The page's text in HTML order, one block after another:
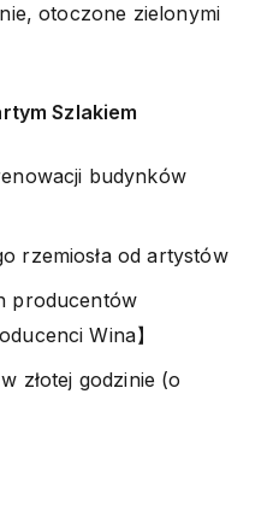
otoczone zielonymi
Szlakiem
budynków
rzemiosła od artystów
producentów
Wina】
złotej godzinie (o